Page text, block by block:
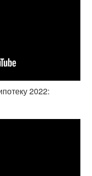
2022: